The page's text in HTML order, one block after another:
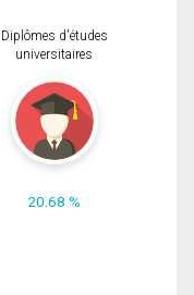
Diplômes d'études
universitaires
20.68 %